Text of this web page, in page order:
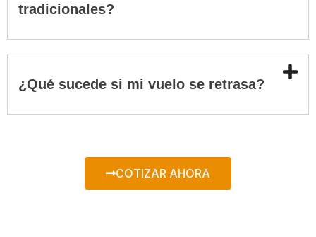
tradicionales?
¿Qué sucede si mi vuelo se retrasa?
COTIZAR AHORA